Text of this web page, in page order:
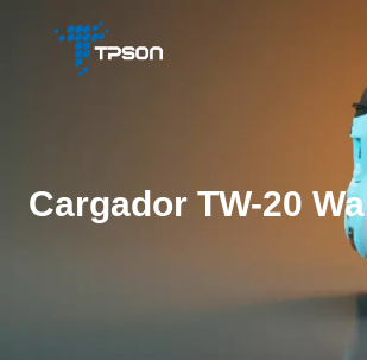
Cargador TW-20